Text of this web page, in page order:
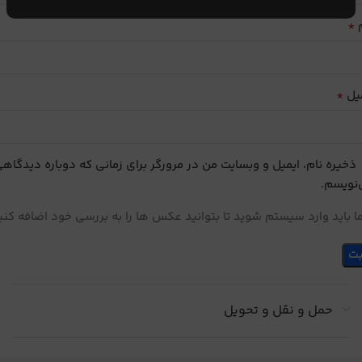
*
*
ذخیره نام، ایمیل و وبسایت من در مرورگر برای زمانی که دوباره
باید وارد سیستم شوید تا بتوانید عکس ها را به بررسی خود اضافه
حمل و نقل و تحویل